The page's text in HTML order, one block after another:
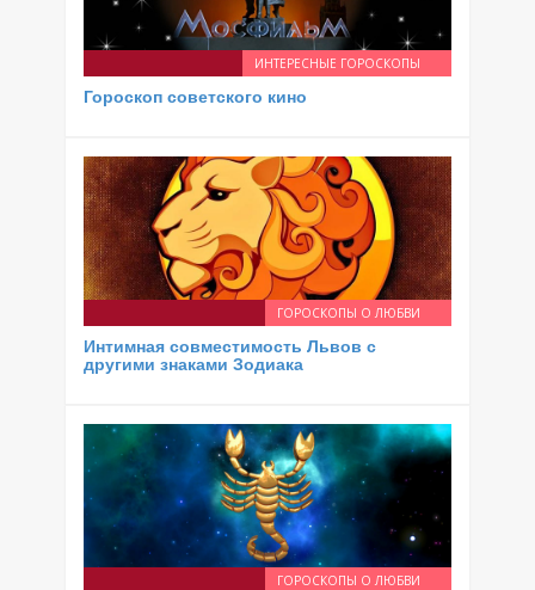
ИНТЕРЕСНЫЕ ГОРОСКОПЫ
Гороскоп советского кино
ГОРОСКОПЫ О ЛЮБВИ
Интимная совместимость Львов с
другими знаками Зодиака
ГОРОСКОПЫ О ЛЮБВИ